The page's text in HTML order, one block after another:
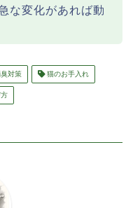
な変化があれば動
対策 猫のお手入れ